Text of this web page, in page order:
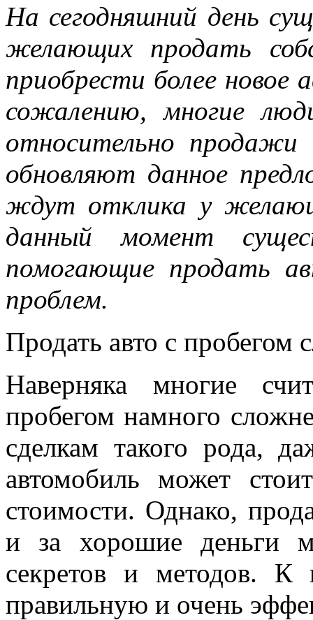
На сегодняшний день
желающих продать
приобрести более
сожалению, многие
относительно
обновляют данное
ждут отклика у
данный момент
помогающие продать
проблем.
Продать авто с пробегом
Наверняка многие
пробегом намного
сделкам такого рода,
автомобиль может
стоимости. Однако,
и за хорошие деньги
секретов и методов. К
правильную и очень